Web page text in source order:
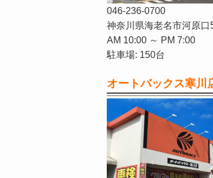
046-236-0700
神奈川県海老名市河原口
AM 10:00 ～ PM 7:00
駐車場: 150台
オートバックス寒川